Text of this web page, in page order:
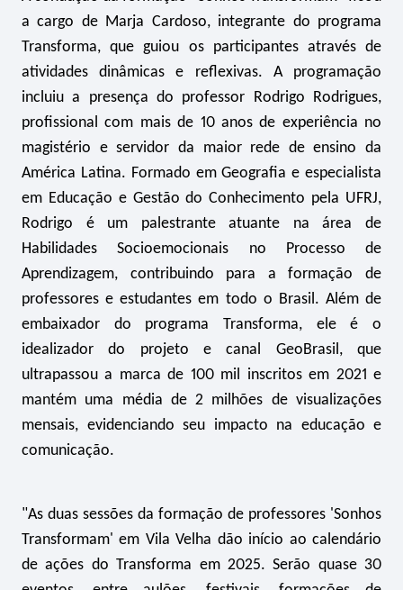
a cargo de Marja Cardoso, integrante do programa
Transforma, que guiou os participantes através de
atividades dinâmicas e reflexivas. A programação
incluiu a presença do professor Rodrigo Rodrigues,
profissional com mais de 10 anos de experiência no
magistério e servidor da maior rede de ensino da
América Latina. Formado em Geografia e especialista
em Educação e Gestão do Conhecimento pela UFRJ,
Rodrigo é um palestrante atuante na área de
Habilidades Socioemocionais no Processo de
Aprendizagem, contribuindo para a formação de
professores e estudantes em todo o Brasil. Além de
embaixador do programa Transforma, ele é o
idealizador do projeto e canal GeoBrasil, que
ultrapassou a marca de 100 mil inscritos em 2021 e
mantém uma média de 2 milhões de visualizações
mensais, evidenciando seu impacto na educação e
comunicação.
"As duas sessões da formação de professores 'Sonhos
Transformam' em Vila Velha dão início ao calendário
de ações do Transforma em 2025. Serão quase 30